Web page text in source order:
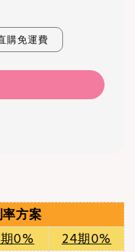
購免運費
方案
0%
24期0%